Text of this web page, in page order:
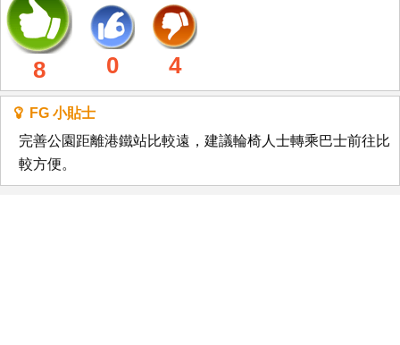
8 0 4
FG 小貼士
完善公園距離港鐵站比較遠，建議輪椅人士轉乘巴士前往比
較方便。